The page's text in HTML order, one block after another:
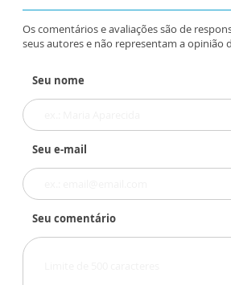
Os comentários e avaliações são de
seus autores e não representam a opinião
Seu nome
Seu e-mail
Seu comentário